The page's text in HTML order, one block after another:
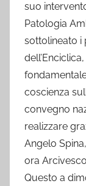
suo
Patologia
sottolineato i
coscienza
convegno
realizzare
Angelo
ora
Questo a